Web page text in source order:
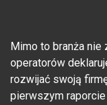
Mimo to branża
operatorów
rozwijać swoją
pierwszym raporcie